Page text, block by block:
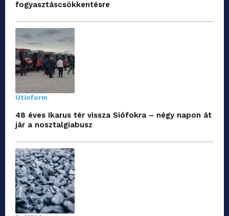
fogyasztáscsökkentésre
Útinform
48 éves Ikarus tér vissza Siófokra – négy napon át
jár a nosztalgiabusz